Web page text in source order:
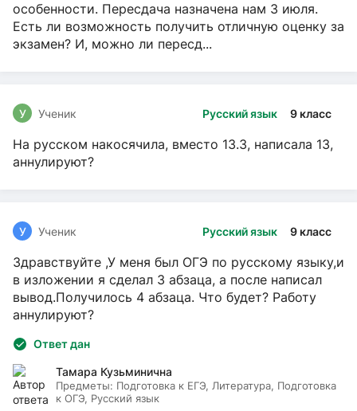
особенности. Пересдача назначена нам 3 июля.
Есть ли возможность получить отличную оценку за
экзамен? И, можно ли пересд...
Русский язык 9 класс
У Ученик
На русском накосячила, вместо 13.3, написала 13,
аннулируют?
Русский язык 9 класс
У Ученик
Здравствуйте ,У меня был ОГЭ по русскому языку,и
в изложении я сделал 3 абзаца, а после написал
вывод.Получилось 4 абзаца. Что будет? Работу
аннулируют?
Ответ дан
Тамара Кузьминична
Предметы: Подготовка к ЕГЭ, Литература, Подготовка
к ОГЭ, Русский язык